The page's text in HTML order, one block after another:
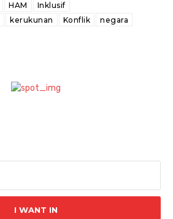
HAM
Inklusif
kerukunan Konflik
negara
I WANT IN